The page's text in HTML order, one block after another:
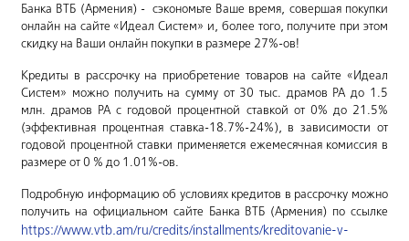
Банка ВТБ (Армения) - сэкономьте Ваше время, совершая покупки
онлайн на сайте «Идеал Систем» и, более того, получите при этом
скидку на Ваши онлайн покупки в размере 27%-ов!
Кредиты в рассрочку на приобретение товаров на сайте «Идеал
Систем» можно получить на сумму от 30 тыс. драмов РА до 1.5
млн. драмов РА с годовой процентной ставкой от 0% до 21.5%
(эффективная процентная ставка-18.7%-24%), в зависимости от
годовой процентной ставки применяется ежемесячная комиссия в
размере от 0 % до 1.01%-ов.
Подробную информацию об условиях кредитов в рассрочку можно
получить на официальном сайте Банка ВТБ (Армения) по ссылке
https://www.vtb.am/ru/credits/installments/kreditovanie-v-